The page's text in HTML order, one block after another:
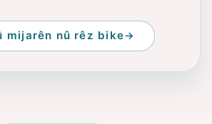
mijarên nû rêz bike